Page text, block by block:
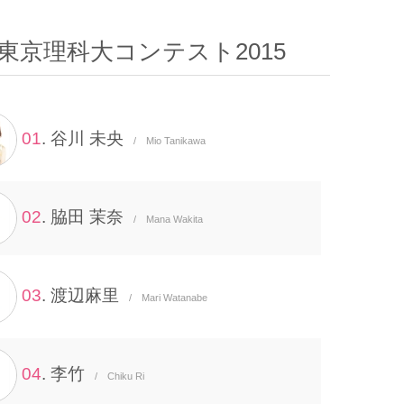
京理科大コンテスト2015
01. 谷川 未央 / Mio Tanikawa
02. 脇田 茉奈 / Mana Wakita
03. 渡辺麻里 / Mari Watanabe
04. 李竹 / Chiku Ri